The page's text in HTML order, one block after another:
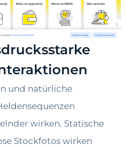
und natürliche
wirken. Statische
Stockfotos wirken